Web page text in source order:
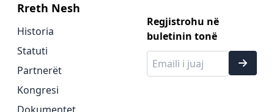
Rreth Nesh
Historia
Statuti
Partnerët
Kongresi
Regjistrohu në
buletinin tonë